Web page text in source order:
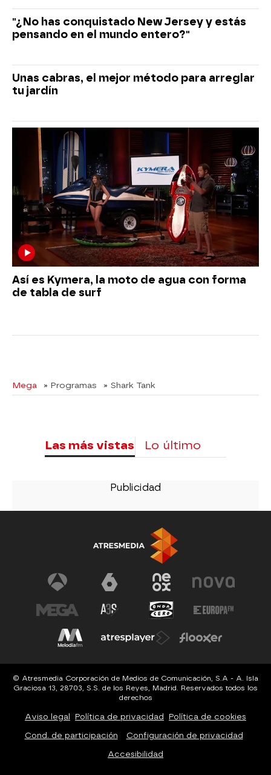
"¿No has conquistado New Jersey y estás
pensando en el mundo entero?"
Unas cabras, el mejor método para arreglar
tu jardín
Así es Kymera, la moto de agua con forma
de tabla de surf
Mega » Programas » Shark Tank
Las más vistas Lo último
© Atresmedia Corporación de Medios de Comunicación, S.A - A. Isla
Graciosa 13, 28703, S.S. de los Reyes, Madrid. Reservados todos los
derechos
Aviso legal Política de privacidad Política de cookies
Cond. de participación Configuración de privacidad
Accesibilidad